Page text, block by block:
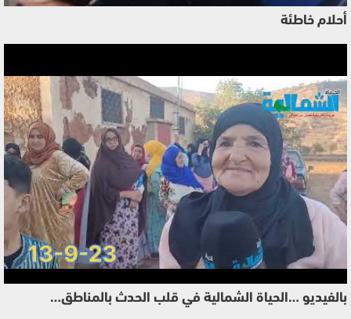
أحلام خاطئة
بالفيديو …الحياة الشمالية في قلب الحدث بالمناطق…